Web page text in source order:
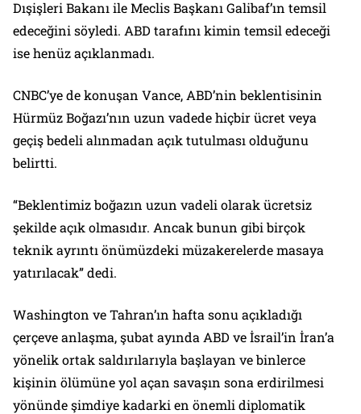
Dışişleri Bakanı ile Meclis Başkanı Galibaf’ın temsil
edeceğini söyledi. ABD tarafını kimin temsil edeceği
ise henüz açıklanmadı.
CNBC’ye de konuşan Vance, ABD’nin beklentisinin
Hürmüz Boğazı’nın uzun vadede hiçbir ücret veya
geçiş bedeli alınmadan açık tutulması olduğunu
belirtti.
“Beklentimiz boğazın uzun vadeli olarak ücretsiz
şekilde açık olmasıdır. Ancak bunun gibi birçok
teknik ayrıntı önümüzdeki müzakerelerde masaya
yatırılacak” dedi.
Washington ve Tahran’ın hafta sonu açıkladığı
çerçeve anlaşma, şubat ayında ABD ve İsrail’in İran’a
yönelik ortak saldırılarıyla başlayan ve binlerce
kişinin ölümüne yol açan savaşın sona erdirilmesi
yönünde şimdiye kadarki en önemli diplomatik